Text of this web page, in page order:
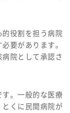
的役割を担う病院
要があります。
院として承認さ
す。一般的な医療
くに民間病院が